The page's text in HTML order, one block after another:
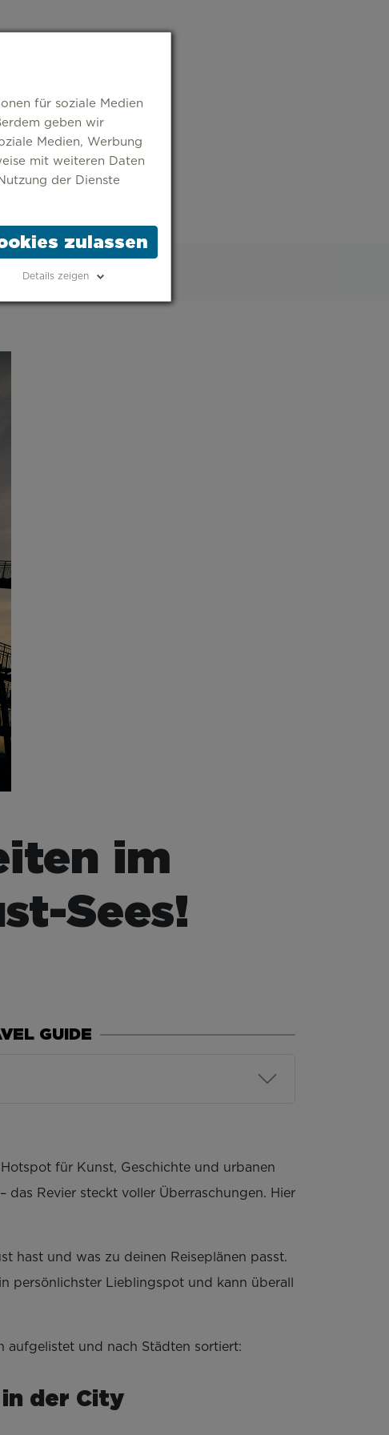
für soziale Medien
geben wir
Medien, Werbung
mit weiteren Daten
der Dienste
zulassen
Details zeigen
im
Sees!
GUIDE
für Kunst, Geschichte und urbanen
das Revier steckt voller Überraschungen. Hier
hast und was zu deinen Reiseplänen passt.
persönlichster Lieblingspot und kann überall
aufgelistet und nach Städten sortiert:
der City